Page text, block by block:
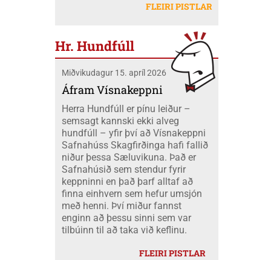
peningum. Væri ekki nær að nota þá
Mobeck kl. 15:00. Auk þess verður boðið
Borghildi Óskarsdóttur, Ósk
Vilhjálmsdóttur og Huldu Ragnhildi
létu sig ekki vanta þangað og fóru átta
Við áttum einnig fólk í fjölskyldubúðum,
fengum aukahendur til að aðstoða í
"matartjaldinu" og síðan komu margir úr
félaginu okkar í heimsókn til okkar á
opna deginum. Landsmót skáta er
stærsti viðburður skátahreyfingarinnar
og voru að þessu sinni um 1100
þátttakendur frá fjöldamörgum þjóðum
en flestir af erlendu skátunum komu frá
Kanada eða um 400 skátar.
FLEIRI PISTLAR
Hr. Hundfúll
Miðvikudagur 15. apríl 2026
Áfram Vísnakeppni
Herra Hundfúll er pínu leiður –
semsagt kannski ekki alveg
hundfúll – yfir því að Vísnakeppni
Safnahúss Skagfirðinga hafi fallið
niður þessa Sæluvikuna. Það er
Safnahúsið sem stendur fyrir
keppninni en það þarf alltaf að
finna einhvern sem hefur umsjón
með henni. Því miður fannst
enginn að þessu sinni sem var
tilbúinn til að taka við keflinu.
FLEIRI PISTLAR